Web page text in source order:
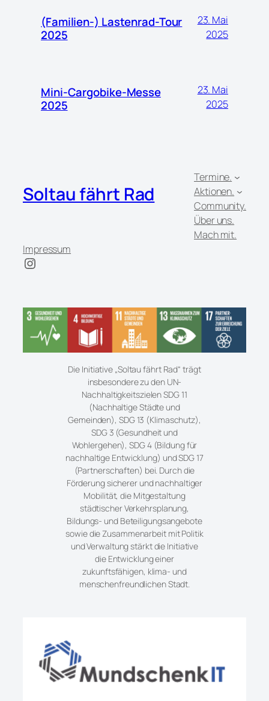
(Familien-) Lastenrad-Tour
2025
23. Mai
2025
Mini-Cargobike-Messe
2025
23. Mai
2025
Soltau fährt Rad
Termine.
Aktionen.
Community.
Über uns.
Mach mit.
Impressum
Instagram
Die Initiative „Soltau fährt Rad“ trägt
insbesondere zu den UN-
Nachhaltigkeitszielen SDG 11
(Nachhaltige Städte und
Gemeinden), SDG 13 (Klimaschutz),
SDG 3 (Gesundheit und
Wohlergehen), SDG 4 (Bildung für
nachhaltige Entwicklung) und SDG 17
(Partnerschaften) bei. Durch die
Förderung sicherer und nachhaltiger
Mobilität, die Mitgestaltung
städtischer Verkehrsplanung,
Bildungs- und Beteiligungsangebote
sowie die Zusammenarbeit mit Politik
und Verwaltung stärkt die Initiative
die Entwicklung einer
zukunftsfähigen, klima- und
menschenfreundlichen Stadt.